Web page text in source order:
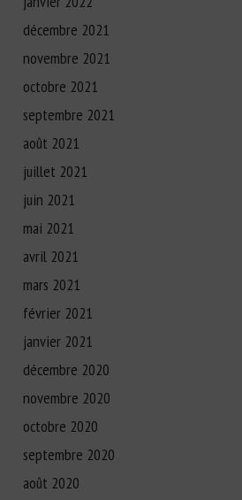
décembre 2021
novembre 2021
octobre 2021
septembre 2021
août 2021
juillet 2021
juin 2021
mai 2021
avril 2021
mars 2021
février 2021
janvier 2021
décembre 2020
novembre 2020
octobre 2020
septembre 2020
août 2020